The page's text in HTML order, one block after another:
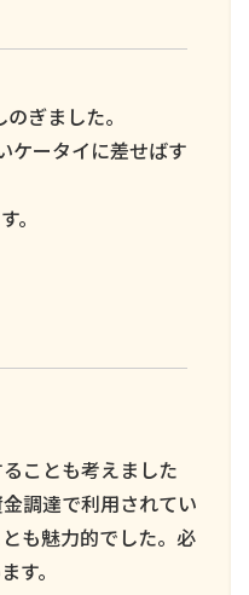
ぎました。
ケータイに差せばす
。
ことも考えました
調達で利用されてい
も魅力的でした。必
す。